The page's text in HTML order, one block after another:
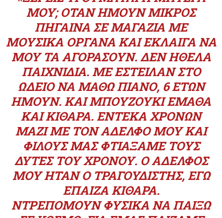
ΜΟΥ; ΌΤΑΝ ΉΜΟΥΝ ΜΙΚΡΌΣ
ΠΉΓΑΙΝΑ ΣΕ ΜΑΓΑΖΙΆ ΜΕ
ΜΟΥΣΙΚΆ ΌΡΓΑΝΑ ΚΑΙ ΈΚΛΑΙΓΑ ΝΑ
ΜΟΥ ΤΑ ΑΓΟΡΆΣΟΥΝ. ΔΕΝ ΉΘΕΛΑ
ΠΑΙΧΝΊΔΙΑ. ΜΕ ΈΣΤΕΙΛΑΝ ΣΤΟ
ΩΔΕΊΟ ΝΑ ΜΆΘΩ ΠΙΆΝΟ, 6 ΕΤΏΝ
ΉΜΟΥΝ. ΚΑΙ ΜΠΟΥΖΟΎΚΙ ΈΜΑΘΑ
ΚΑΙ ΚΙΘΆΡΑ. ΕΝΤΕΚΑ ΧΡΌΝΩΝ
ΜΑΖΊ ΜΕ ΤΟΝ ΑΔΕΛΦΌ ΜΟΥ ΚΑΙ
ΦΊΛΟΥΣ ΜΑΣ ΦΤΙΆΞΑΜΕ ΤΟΥΣ
ΔΎΤΕΣ ΤΟΥ ΧΡΌΝΟΥ. Ο ΑΔΕΛΦΌΣ
ΜΟΥ ΉΤΑΝ Ο ΤΡΑΓΟΥΔΙΣΤΉΣ, ΕΓΏ
ΈΠΑΙΖΑ ΚΙΘΆΡΑ.
ΝΤΡΕΠΌΜΟΥΝ ΦΥΣΙΚΆ ΝΑ ΠΑΊΞΩ